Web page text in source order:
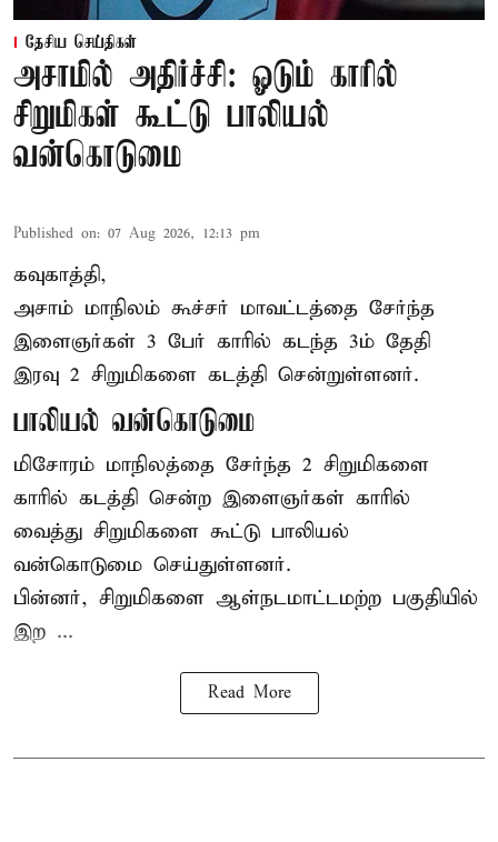
தேசிய செய்திகள்
அசாமில் அதிர்ச்சி: ஓடும் காரில்
சிறுமிகள் கூட்டு பாலியல்
வன்கொடுமை
Published on: 07 Aug 2026, 12:13 pm
கவுகாத்தி,
அசாம் மாநிலம் கூச்சர் மாவட்டத்தை சேர்ந்த
இளைஞர்கள் 3 பேர் காரில் கடந்த 3ம் தேதி
இரவு 2 சிறுமிகளை கடத்தி சென்றுள்ளனர்.
பாலியல் வன்கொடுமை
மிசோரம் மாநிலத்தை சேர்ந்த 2 சிறுமிகளை
காரில் கடத்தி சென்ற இளைஞர்கள் காரில்
வைத்து சிறுமிகளை கூட்டு பாலியல்
வன்கொடுமை செய்துள்ளனர்.
பின்னர், சிறுமிகளை ஆள்நடமாட்டமற்ற பகுதியில்
இற ...
Read More